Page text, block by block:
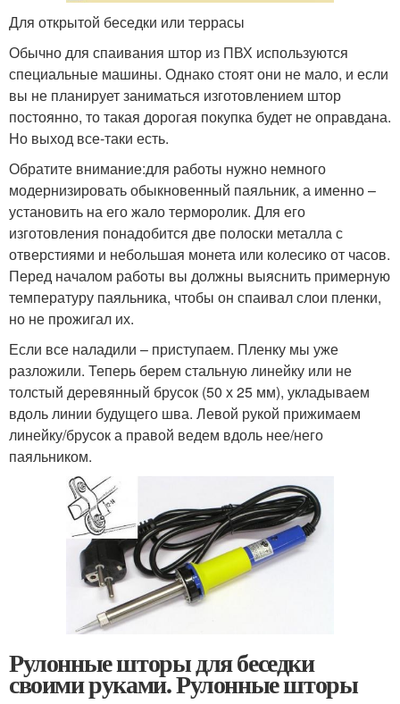
Для открытой беседки или террасы
Обычно для спаивания штор из ПВХ используются
специальные машины. Однако стоят они не мало, и если
вы не планирует заниматься изготовлением штор
постоянно, то такая дорогая покупка будет не оправдана.
Но выход все-таки есть.
Обратите внимание:для работы нужно немного
модернизировать обыкновенный паяльник, а именно –
установить на его жало терморолик. Для его
изготовления понадобится две полоски металла с
отверстиями и небольшая монета или колесико от часов.
Перед началом работы вы должны выяснить примерную
температуру паяльника, чтобы он спаивал слои пленки,
но не прожигал их.
Если все наладили – приступаем. Пленку мы уже
разложили. Теперь берем стальную линейку или не
толстый деревянный брусок (50 х 25 мм), укладываем
вдоль линии будущего шва. Левой рукой прижимаем
линейку/брусок а правой ведем вдоль нее/него
паяльником.
Рулонные шторы для беседки
своими руками. Рулонные шторы